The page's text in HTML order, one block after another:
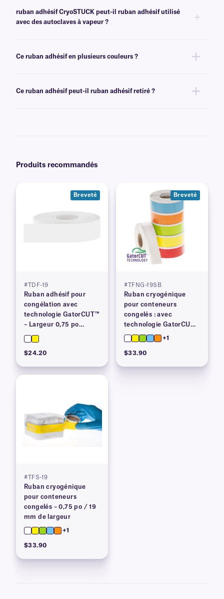
ruban adhésif CryoSTUCK peut-il ruban adhésif utilisé
avec des autoclaves à vapeur ?
basse température et à la stérilisation à l'autoclave à vapeur.
Ce ruban adhésif en plusieurs couleurs ?
Ce ruban adhésif peut-il ruban adhésif retiré ?
Produits recommandés
Breveté
#TDF-19
Ruban adhésif pour
congélation avec
technologie GatorCUT™
– Largeur 0,75 po
(breveté)
$24.20
Breveté
#TFNG-19SB
Ruban cryogénique
pour conteneurs
congelés : avec
technologie GatorCUT™
(BREVETÉ) 0,75 po x 50
+1
$33.90
#TFS-19
Ruban cryogénique
pour conteneurs
congelés – 0,75 po / 19
mm de largeur
+1
$33.90